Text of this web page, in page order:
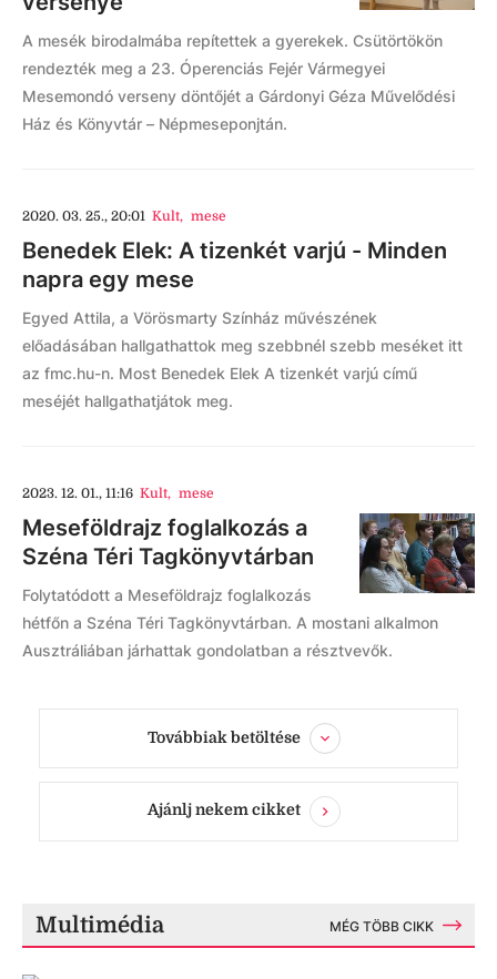
A mesék birodalmába repítettek a gyerekek. Csütörtökön
rendezték meg a 23. Óperenciás Fejér Vármegyei
Mesemondó verseny döntőjét a Gárdonyi Géza Művelődési
Ház és Könyvtár – Népmeseponjtán.
2020. 03. 25., 20:01 Kult, mese
Benedek Elek: A tizenkét varjú - Minden
napra egy mese
Egyed Attila, a Vörösmarty Színház művészének
előadásában hallgathattok meg szebbnél szebb meséket itt
az fmc.hu-n. Most Benedek Elek A tizenkét varjú című
meséjét hallgathatjátok meg.
2023. 12. 01., 11:16 Kult, mese
Meseföldrajz foglalkozás a
Széna Téri Tagkönyvtárban
Folytatódott a Meseföldrajz foglalkozás
hétfőn a Széna Téri Tagkönyvtárban. A mostani alkalmon
Ausztráliában járhattak gondolatban a résztvevők.
Továbbiak betöltése
Ajánlj nekem cikket
Multimédia MÉG TÖBB CIKK